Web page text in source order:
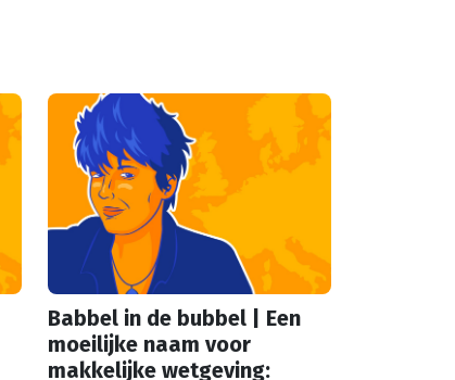
Babbel in de bubbel | Een
moeilijke naam voor
makkelijke wetgeving: